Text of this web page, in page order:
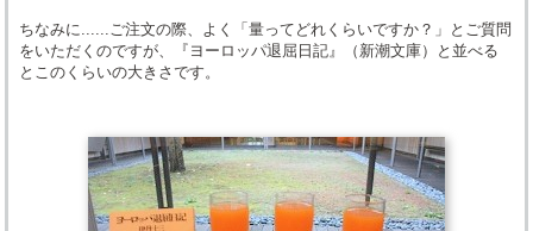
ちなみに......ご注文の際、よく「量ってどれくらいですか？」とご質問
をいただくのですが、『ヨーロッパ退屈日記』（新潮文庫）と並べる
とこのくらいの大きさです。